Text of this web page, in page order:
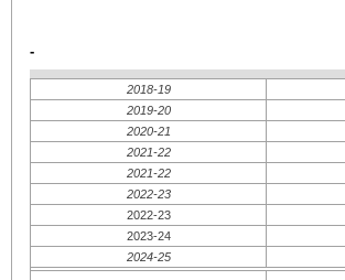
-
2018-19
2019-20
2020-21
2021-22
2021-22
2022-23
2022-23
2023-24
2024-25